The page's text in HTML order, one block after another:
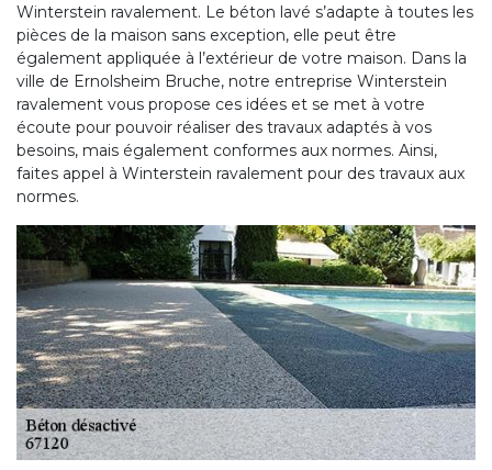
Winterstein ravalement. Le béton lavé s’adapte à toutes les
pièces de la maison sans exception, elle peut être
également appliquée à l’extérieur de votre maison. Dans la
ville de Ernolsheim Bruche, notre entreprise Winterstein
ravalement vous propose ces idées et se met à votre
écoute pour pouvoir réaliser des travaux adaptés à vos
besoins, mais également conformes aux normes. Ainsi,
faites appel à Winterstein ravalement pour des travaux aux
normes.